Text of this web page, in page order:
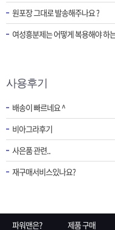
원포장 그대로 발송해주나요 ?
여성흥분제는 어떻게 복용해야 하
사용후기
배송이 빠르네요 ^
비아그라후기
사은품 관련..
재구매서비스있나요?
파워맨은? 제품 구매